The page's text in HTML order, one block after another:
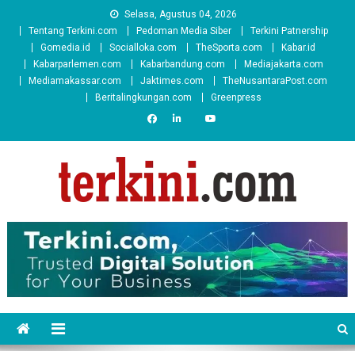
Selasa, Agustus 04, 2026
Tentang Terkini.com
Pedoman Media Siber
Terkini Patnership
Gomedia.id
Socialloka.com TheSporta.com
Kabar.id
Kabarparlemen.com
Kabarbandung.com
Mediajakarta.com
Mediamakassar.com
Jaktimes.com
TheNusantaraPost.com
Beritalingkungan.com
Greenpress